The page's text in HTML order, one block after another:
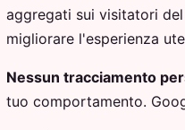
aggregati sui visitatori
migliorare l'esperienza
Nessun tracciamento
tuo comportamento.